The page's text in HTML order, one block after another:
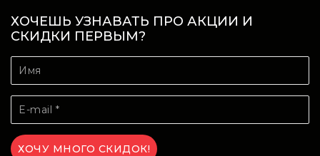
ХОЧЕШЬ УЗНАВАТЬ ПРО АКЦИИ И
СКИДКИ ПЕРВЫМ?